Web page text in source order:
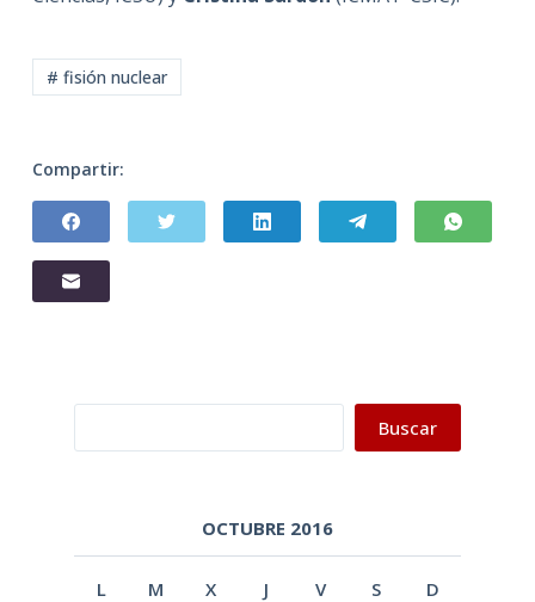
# fisión nuclear
Compartir:
Buscar
OCTUBRE 2016
L M X J V S D